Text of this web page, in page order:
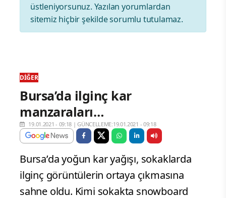
üstleniyorsunuz. Yazılan yorumlardan
sitemiz hiçbir şekilde sorumlu tutulamaz.
DIĞER
Bursa’da ilginç kar
manzaraları…
19.01.2021 - 09:18 |GÜNCELLEME:19.01.2021 - 09:18
Bursa’da yoğun kar yağışı, sokaklarda
ilginç görüntülerin ortaya çıkmasına
sahne oldu. Kimi sokakta snowboard